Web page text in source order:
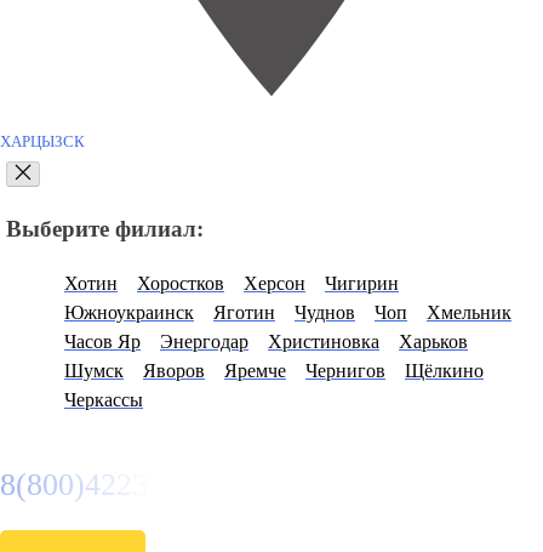
ХАРЦЫЗСК
Выберите филиал:
Хотин Хоростков Херсон
Чигирин
Южноукраинск
Яготин Чуднов Чоп
Хмельник
Часов Яр
Энергодар Христиновка
Харьков
Шумск
Яворов Яремче Чернигов
Щёлкино
Черкассы
8(800)4223263